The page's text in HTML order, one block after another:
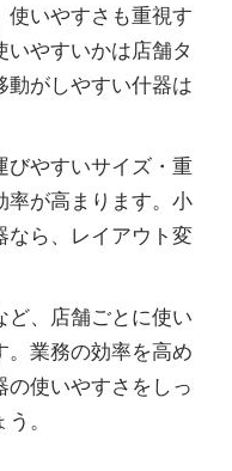
いやすさも重視す
やすいかは店舗タ
動がしやすい什器は
びやすいサイズ・重
率が高まります。小
なら、レイアウト変
、店舗ごとに使い
業務の効率を高め
の使いやすさをしっ
。